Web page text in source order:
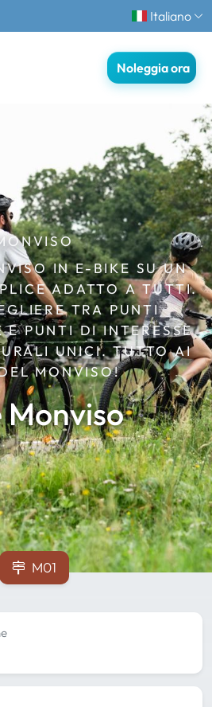
Italiano
Noleggia ora
IN E-BIKE SU UN
ADATTO A TUTTI.
TRA PUNTI
E PUNTI DI INTERESSE
UNICI. TUTTO AI
MONVISO!
Monviso
M01